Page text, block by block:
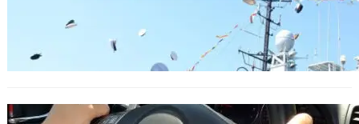
Варна посрещна новите офицери на ВМС
ОБЩЕСТВО